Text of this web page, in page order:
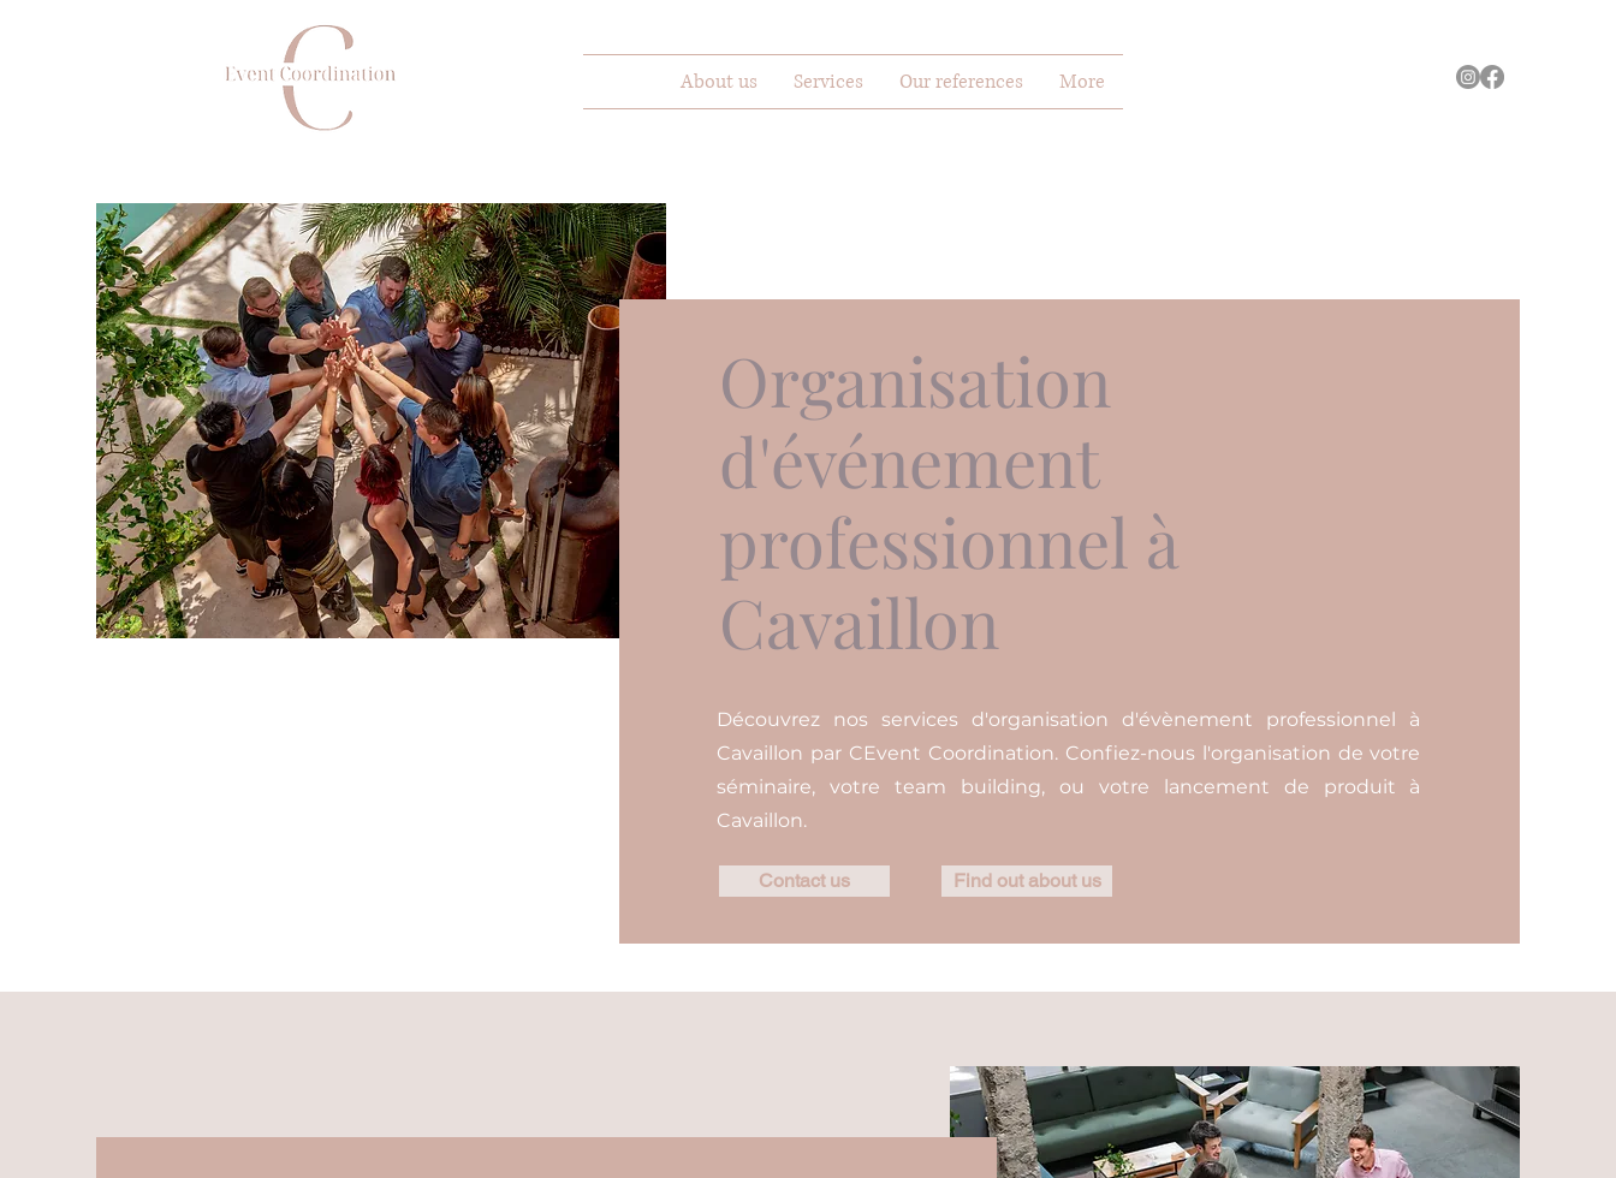
About us Services Our references More
Organisation
d'événement
professionnel à
Cavaillon
Découvrez nos services d'organisation d'évènement professionnel à
Cavaillon par CEvent Coordination. Confiez-nous l'organisation de votre
séminaire, votre team building, ou votre lancement de produit à
Cavaillon.
Contact us Find out about us